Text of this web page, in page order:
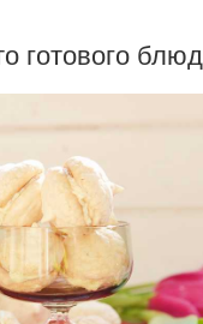
готового